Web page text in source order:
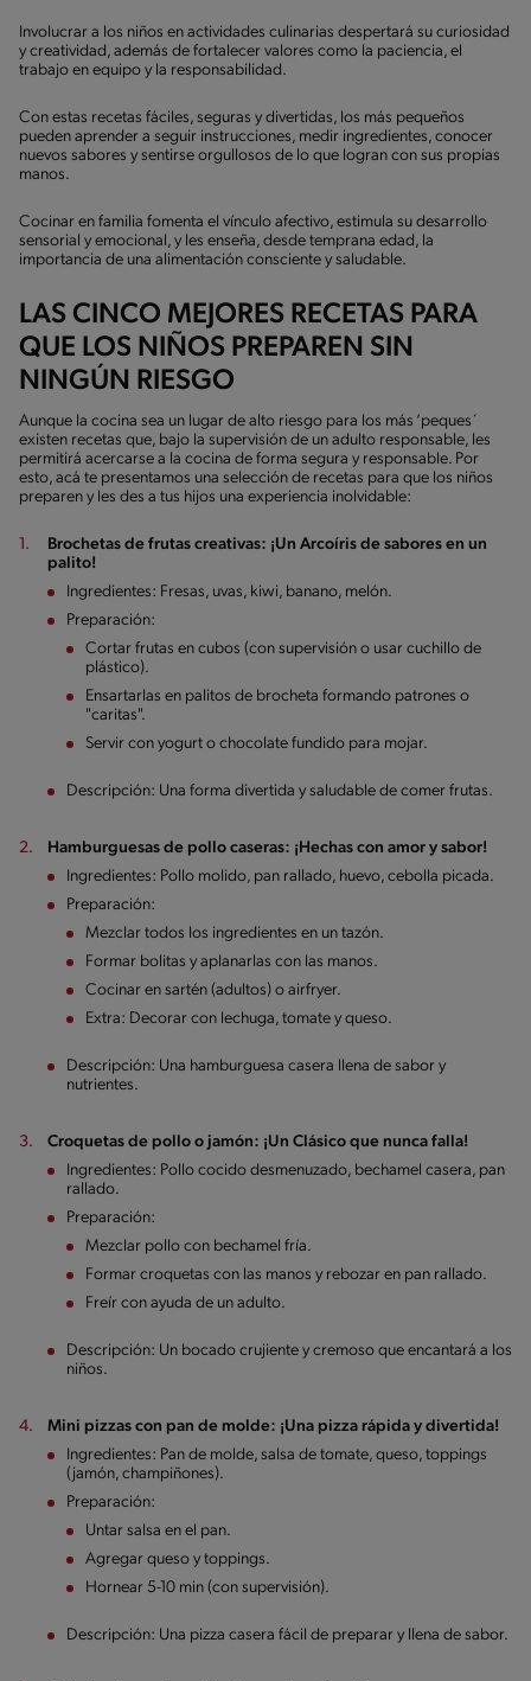
Involucrar a los niños en actividades culinarias despertará su curiosidad
y creatividad, además de fortalecer valores como la paciencia, el
trabajo en equipo y la responsabilidad.
Con estas recetas fáciles, seguras y divertidas, los más pequeños
pueden aprender a seguir instrucciones, medir ingredientes, conocer
nuevos sabores y sentirse orgullosos de lo que logran con sus propias
manos.
Cocinar en familia fomenta el vínculo afectivo, estimula su desarrollo
sensorial y emocional, y les enseña, desde temprana edad, la
importancia de una alimentación consciente y saludable.
LAS CINCO MEJORES RECETAS PARA
QUE LOS NIÑOS PREPAREN SIN
NINGÚN RIESGO
Aunque la cocina sea un lugar de alto riesgo para los más ‘peques´
existen recetas que, bajo la supervisión de un adulto responsable, les
permitirá acercarse a la cocina de forma segura y responsable. Por
esto, acá te presentamos una selección de recetas para que los niños
preparen y les des a tus hijos una experiencia inolvidable:
Brochetas de frutas creativas: ¡Un Arcoíris de sabores en un
palito!
Ingredientes: Fresas, uvas, kiwi, banano, melón.
Preparación:
Cortar frutas en cubos (con supervisión o usar cuchillo de
plástico).
Ensartarlas en palitos de brocheta formando patrones o
"caritas".
Servir con yogurt o chocolate fundido para mojar.
Descripción: Una forma divertida y saludable de comer frutas.
Hamburguesas de pollo caseras: ¡Hechas con amor y sabor!
Ingredientes: Pollo molido, pan rallado, huevo, cebolla picada.
Preparación:
Mezclar todos los ingredientes en un tazón.
Formar bolitas y aplanarlas con las manos.
Cocinar en sartén (adultos) o airfryer.
Extra: Decorar con lechuga, tomate y queso.
Descripción: Una hamburguesa casera llena de sabor y
nutrientes.
Croquetas de pollo o jamón: ¡Un Clásico que nunca falla!
Ingredientes: Pollo cocido desmenuzado, bechamel casera, pan
rallado.
Preparación:
Mezclar pollo con bechamel fría.
Formar croquetas con las manos y rebozar en pan rallado.
Freír con ayuda de un adulto.
Descripción: Un bocado crujiente y cremoso que encantará a los
niños.
Mini pizzas con pan de molde: ¡Una pizza rápida y divertida!
Ingredientes: Pan de molde, salsa de tomate, queso, toppings
(jamón, champiñones).
Preparación:
Untar salsa en el pan.
Agregar queso y toppings.
Hornear 5-10 min (con supervisión).
Descripción: Una pizza casera fácil de preparar y llena de sabor.